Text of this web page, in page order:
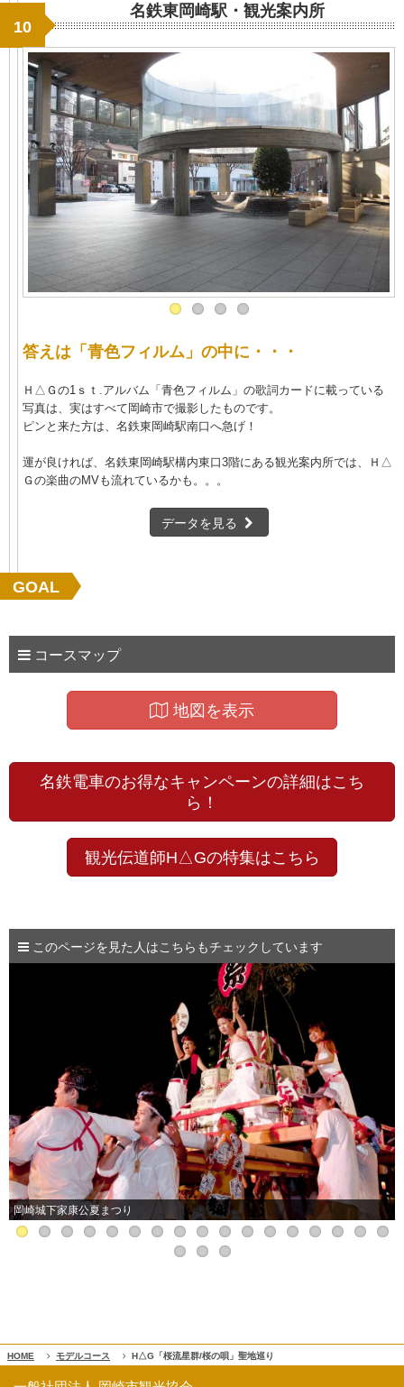
10
名鉄東岡崎駅・観光案内所
答えは「青色フィルム」の中に・・・
Ｈ△Ｇの1ｓｔ.アルバム「青色フィルム」の歌詞カードに載っている
写真は、実はすべて岡崎市で撮影したものです。
ピンと来た方は、名鉄東岡崎駅南口へ急げ！
運が良ければ、名鉄東岡崎駅構内東口3階にある観光案内所では、Ｈ△
Ｇの楽曲のMVも流れているかも。。。
データを見る
GOAL
コースマップ
地図を表示
名鉄電車のお得なキャンペーンの詳細はこち
ら！
観光伝道師H△Gの特集はこちら
このページを見た人はこちらもチェックしています
岡崎城下家康公夏まつり
HOME モデルコース H△G「桜流星群/桜の唄」聖地巡り